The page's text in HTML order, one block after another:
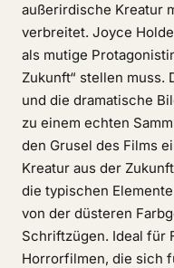
außerirdische Kreatur
verbreitet. Joyce
als mutige
Zukunft“ stellen muss.
und die dramatische
zu einem echten
den Grusel des Films
Kreatur aus der
die typischen
von der düsteren
Schriftzügen. Ideal für
Horrorfilmen, die sich